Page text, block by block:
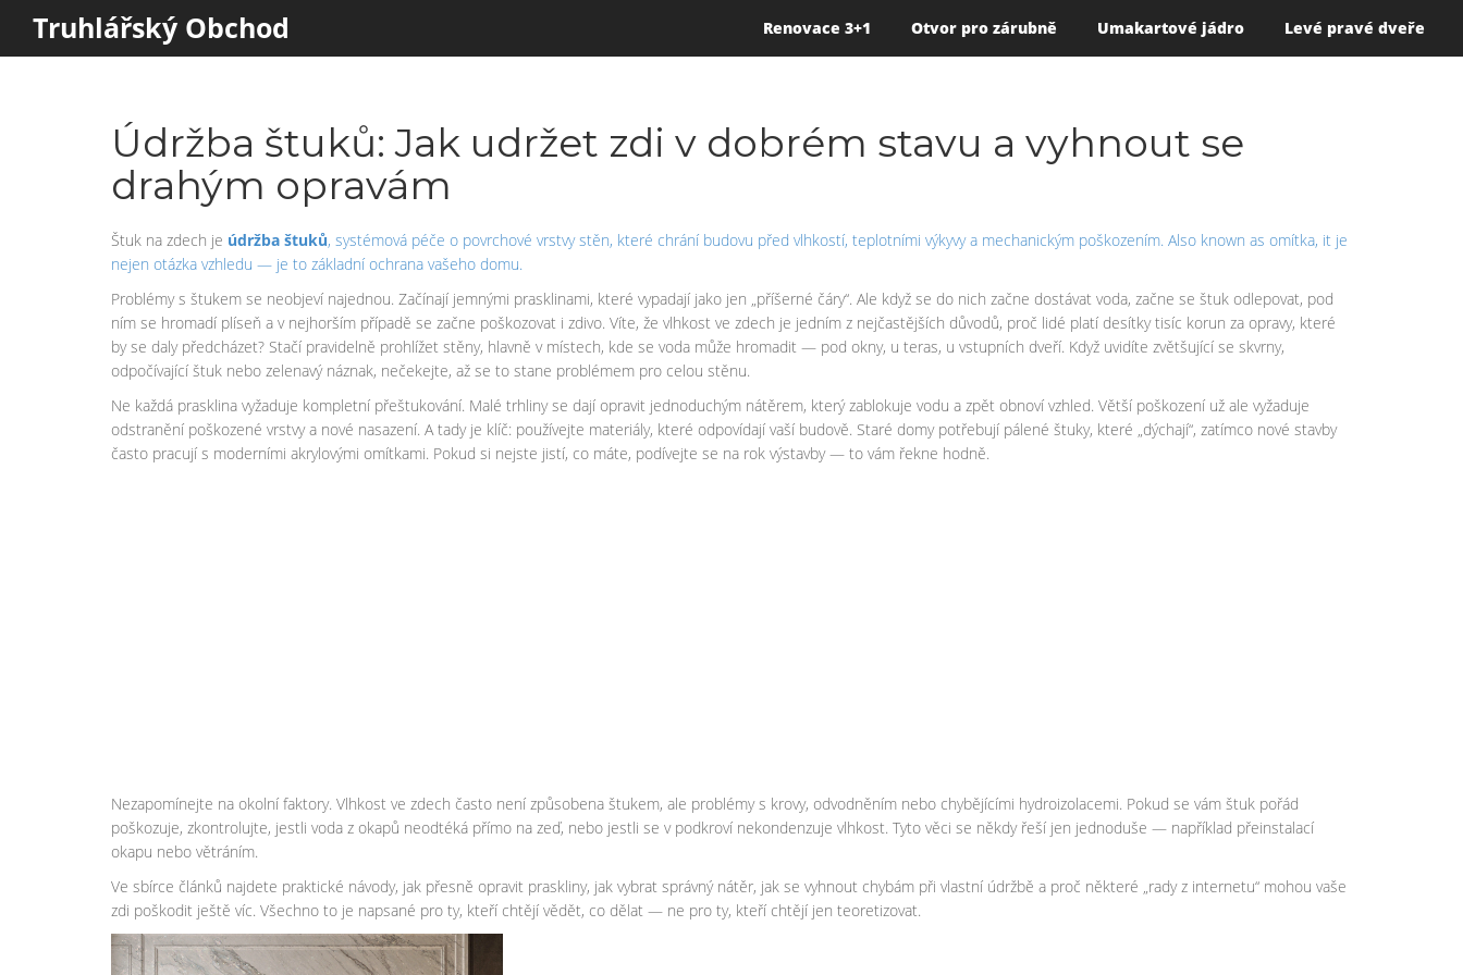
Truhlářský Obchod Renovace 3+1 Otvor pro zárubně Umakartové jádro Levé pravé dveře
Údržba štuků: Jak udržet zdi v dobrém stavu a vyhnout se
drahým opravám
Štuk na zdech je údržba štuků, systémová péče o povrchové vrstvy stěn, které chrání budovu před vlhkostí, teplotními výkyvy a mechanickým poškozením. Also known as omítka, it je
nejen otázka vzhledu — je to základní ochrana vašeho domu.
Problémy s štukem se neobjeví najednou. Začínají jemnými prasklinami, které vypadají jako jen „příšerné čáry“. Ale když se do nich začne dostávat voda, začne se štuk odlepovat, pod
ním se hromadí plíseň a v nejhorším případě se začne poškozovat i zdivo. Víte, že vlhkost ve zdech je jedním z nejčastějších důvodů, proč lidé platí desítky tisíc korun za opravy, které
by se daly předcházet? Stačí pravidelně prohlížet stěny, hlavně v místech, kde se voda může hromadit — pod okny, u teras, u vstupních dveří. Když uvidíte zvětšující se skvrny,
odpočívající štuk nebo zelenavý náznak, nečekejte, až se to stane problémem pro celou stěnu.
Ne každá prasklina vyžaduje kompletní přeštukování. Malé trhliny se dají opravit jednoduchým nátěrem, který zablokuje vodu a zpět obnoví vzhled. Větší poškození už ale vyžaduje
odstranění poškozené vrstvy a nové nasazení. A tady je klíč: používejte materiály, které odpovídají vaší budově. Staré domy potřebují pálené štuky, které „dýchají“, zatímco nové stavby
často pracují s moderními akrylovými omítkami. Pokud si nejste jistí, co máte, podívejte se na rok výstavby — to vám řekne hodně.
Nezapomínejte na okolní faktory. Vlhkost ve zdech často není způsobena štukem, ale problémy s krovy, odvodněním nebo chybějícími hydroizolacemi. Pokud se vám štuk pořád
poškozuje, zkontrolujte, jestli voda z okapů neodtéká přímo na zeď, nebo jestli se v podkroví nekondenzuje vlhkost. Tyto věci se někdy řeší jen jednoduše — například přeinstalací
okapu nebo větráním.
Ve sbírce článků najdete praktické návody, jak přesně opravit praskliny, jak vybrat správný nátěr, jak se vyhnout chybám při vlastní údržbě a proč některé „rady z internetu“ mohou vaše
zdi poškodit ještě víc. Všechno to je napsané pro ty, kteří chtějí vědět, co dělat — ne pro ty, kteří chtějí jen teoretizovat.